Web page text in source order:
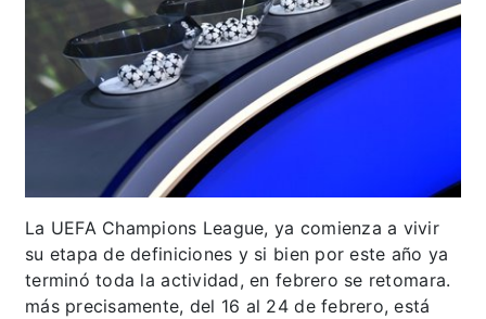
La UEFA Champions League, ya comienza a vivir
su etapa de definiciones y si bien por este año ya
terminó toda la actividad, en febrero se retomara.
más precisamente, del 16 al 24 de febrero, está